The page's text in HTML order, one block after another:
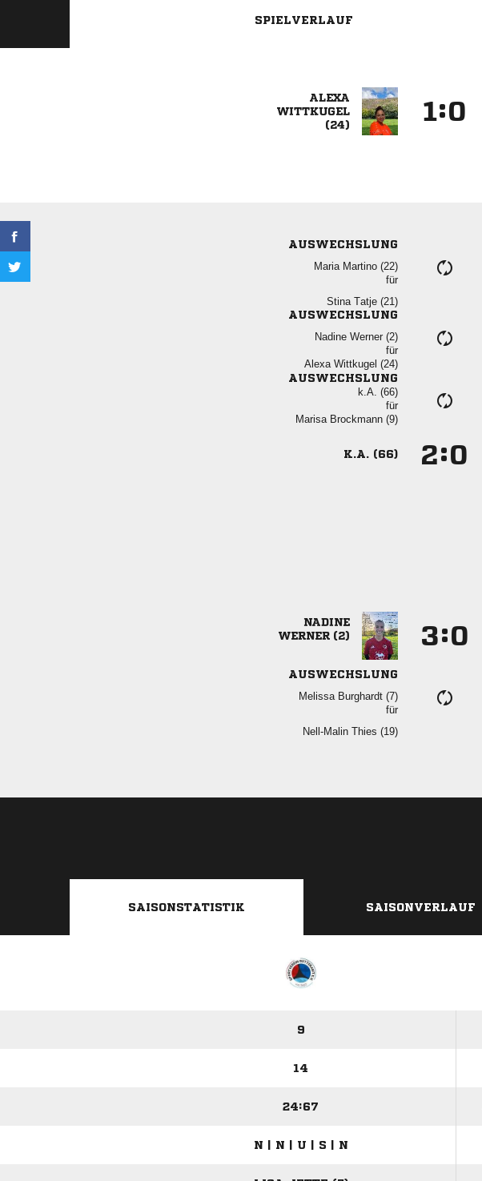
SPIELVERLAUF



:
AUSWECHSLUNG
  
für
  
AUSWECHSLUNG
  
für
  
AUSWECHSLUNG
k.A. (66)
für
  
K.A. (66) :

 
:
AUSWECHSLUNG
  
für
  
SAISONSTATISTIK SAISONVERLAUF
9
14
24:67
N | N | U | S | N